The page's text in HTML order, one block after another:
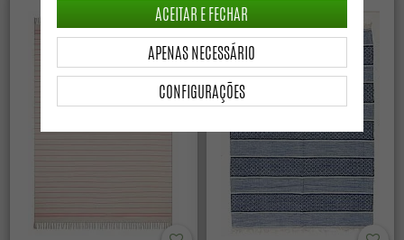
CONFIGURAÇÕES
APENAS NECESSÁRIO
ACEITAR E FECHAR